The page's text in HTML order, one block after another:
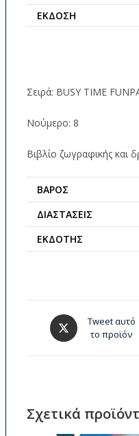
ΈΚΔΟΣΗ
Σειρά: BUSY TIME
Νούμερο: 8
Βιβλίο ζωγραφικής και
ΒΆΡΟΣ
ΔΙΑΣΤΆΣΕΙΣ
ΕΚΔΌΤΗΣ
Tweet αυτό
το προϊόν
Σχετικά